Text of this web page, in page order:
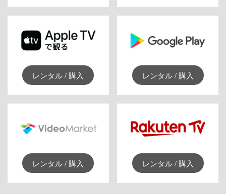
レンタル / 購入 レンタル / 購入
レンタル / 購入 レンタル / 購入